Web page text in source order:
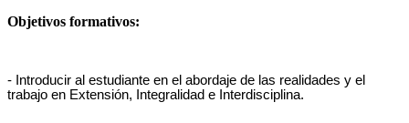
Objetivos formativos:
- Introducir al estudiante en el abordaje de las realidades y el
trabajo en Extensión, Integralidad e Interdisciplina.